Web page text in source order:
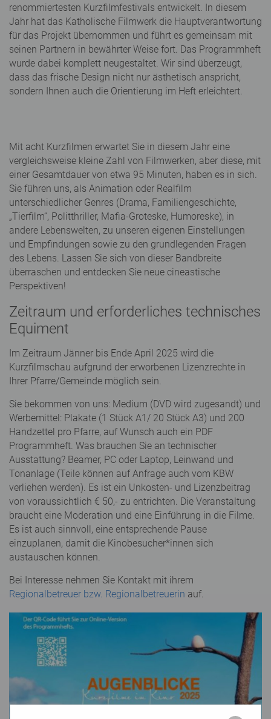
renommiertesten Kurzfilmfestivals entwickelt. In diesem
Jahr hat das Katholische Filmwerk die Hauptverantwortung
für das Projekt übernommen und führt es gemeinsam mit
seinen Partnern in bewährter Weise fort. Das Programmheft
wurde dabei komplett neugestaltet. Wir sind überzeugt,
dass das frische Design nicht nur ästhetisch anspricht,
sondern Ihnen auch die Orientierung im Heft erleichtert.
Mit acht Kurzfilmen erwartet Sie in diesem Jahr eine
vergleichsweise kleine Zahl von Filmwerken, aber diese, mit
einer Gesamtdauer von etwa 95 Minuten, haben es in sich.
Sie führen uns, als Animation oder Realfilm
unterschiedlicher Genres (Drama, Familiengeschichte,
„Tierfilm“, Politthriller, Mafia-Groteske, Humoreske), in
andere Lebenswelten, zu unseren eigenen Einstellungen
und Empfindungen sowie zu den grundlegenden Fragen
des Lebens. Lassen Sie sich von dieser Bandbreite
überraschen und entdecken Sie neue cineastische
Perspektiven!
Zeitraum und erforderliches technisches
Equiment
Im Zeitraum Jänner bis Ende April 2025 wird die
Kurzfilmschau aufgrund der erworbenen Lizenzrechte in
Ihrer Pfarre/Gemeinde möglich sein.
Sie bekommen von uns: Medium (DVD wird zugesandt) und
Werbemittel: Plakate (1 Stück A1/ 20 Stück A3) und 200
Handzettel pro Pfarre, auf Wunsch auch ein PDF
Programmheft. Was brauchen Sie an technischer
Ausstattung? Beamer, PC oder Laptop, Leinwand und
Tonanlage (Teile können auf Anfrage auch vom KBW
verliehen werden). Es ist ein Unkosten- und Lizenzbeitrag
von voraussichtlich € 50,- zu entrichten. Die Veranstaltung
braucht eine Moderation und eine Einführung in die Filme.
Es ist auch sinnvoll, eine entsprechende Pause
einzuplanen, damit die Kinobesucher*innen sich
austauschen können.
Bei Interesse nehmen Sie Kontakt mit ihrem
Regionalbetreuer bzw. Regionalbetreuerin auf.